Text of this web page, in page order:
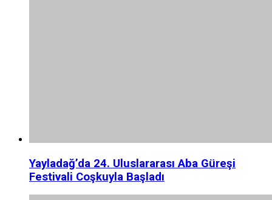
Yayladağ’da 24. Uluslararası Aba Güreşi
Festivali Coşkuyla Başladı